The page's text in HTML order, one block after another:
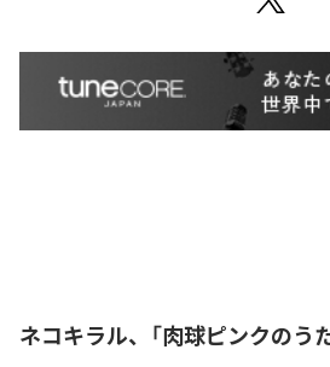
ネコキラル、「肉球ピンクのう